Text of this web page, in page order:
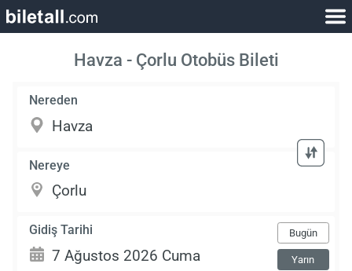
Havza - Çorlu Otobüs Bileti
Nereden
Nereye
Gidiş Tarihi Bugün
Yarın